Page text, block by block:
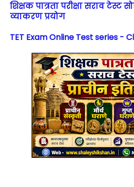
शिक्षक पात्रता परीक्षा सराव टेस्ट
व्याकरण प्रयोग
TET Exam Online Test series -